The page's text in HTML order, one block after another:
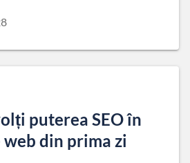
puterea SEO în
din prima zi